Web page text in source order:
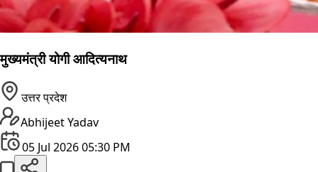
मुख्यमंत्री योगी आदित्यनाथ
उत्तर प्रदेश
Abhijeet Yadav
05 Jul 2026 05:30 PM